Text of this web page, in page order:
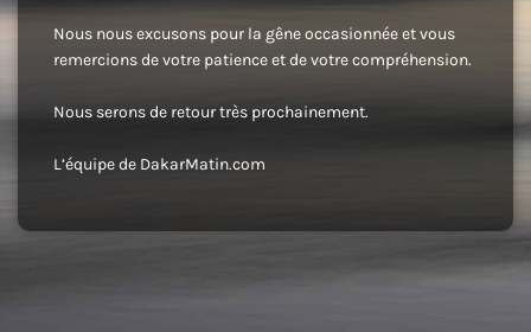
Nous nous excusons pour la gêne occasionnée et vous
remercions de votre patience et de votre compréhension.
Nous serons de retour très prochainement.
L’équipe de DakarMatin.com